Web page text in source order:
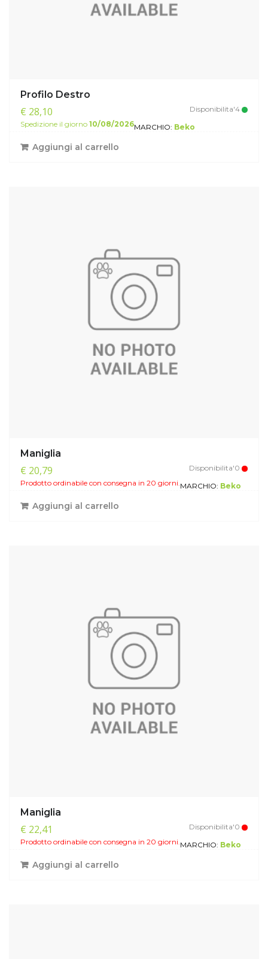
Profilo Destro
€ 28,10
Disponibilita'4
Spedizione il giorno 10/08/2026MARCHIO: Beko
Aggiungi al carrello
Maniglia
€ 20,79
Disponibilita'0
Prodotto ordinabile con consegna in 20 giorni.MARCHIO: Beko
Aggiungi al carrello
Maniglia
€ 22,41
Disponibilita'0
Prodotto ordinabile con consegna in 20 giorni.MARCHIO: Beko
Aggiungi al carrello